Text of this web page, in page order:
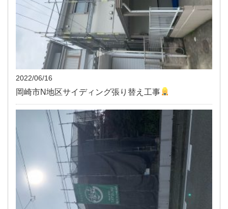
2022/06/16
岡崎市N地区サイディング張り替え工事